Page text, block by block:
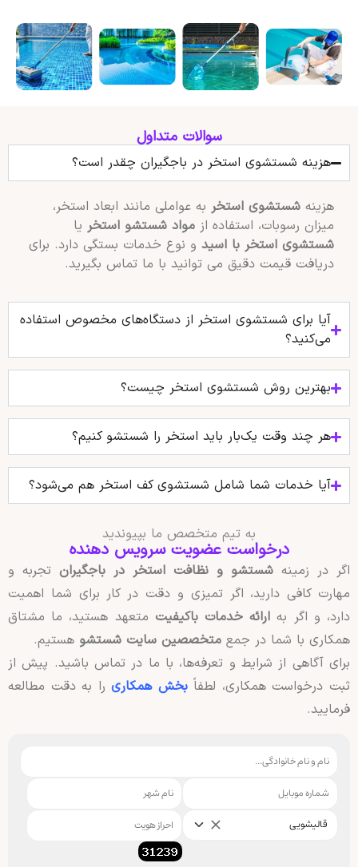
سوالات متداول
هزینه شستشوی استخر در باجگیران چقدر است؟
هزینه شستشوی استخربه عواملی مانند ابعاد استخر،
میزان رسوبات، استفاده از مواد شستشو استخریا
شستشوی استخر با اسیدو نوع خدمات بستگی دارد. برای
دریافت قیمت دقیق می توانید با ما تماس بگیرید.
آیا برای شستشوی استخر از دستگاه‌های مخصوص استفاده
می‌کنید؟
بهترین روش شستشوی استخر چیست؟
هر چند وقت یک‌بار باید استخر را شستشو کنیم؟
آیا خدمات شما شامل شستشوی کف استخر هم می‌شود؟
به تیم متخصص ما بپیوندید
درخواست عضویت سرویس دهنده
اگر در زمینه شستشو و نظافت استخر در باجگیرانتجربه و
مهارت کافی دارید، اگر تمیزی و دقت در کار برای شما اهمیت
دارد، و اگر به ارائه خدمات باکیفیتمتعهد هستید، ما مشتاق
همکاری با شما در جمع متخصصین سایت شستشوهستیم.
برای آگاهی از شرایط و تعرفه‌ها، با ما در تماس باشید. پیش از
ثبت درخواست همکاری، لطفاً بخش همکاریرا به دقت مطالعه
فرمایید.
قالیشویی